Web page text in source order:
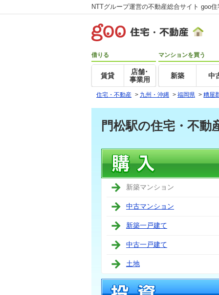
NTTグループ運営の不動産総合サイト goo
借りる
賃貸
店舗･
事業用
マンションを買う
新築 中
住宅・不動産 > 九州・沖縄 > 福岡県 > 糟屋
門松駅の住宅・不動
新築マンション
中古マンション
新築一戸建て
中古一戸建て
土地